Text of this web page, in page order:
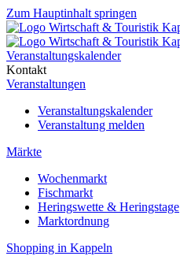
Zum Hauptinhalt springen
Veranstaltungskalender
Kontakt
Veranstaltungen
Veranstaltungskalender
Veranstaltung melden
Märkte
Wochenmarkt
Fischmarkt
Heringswette & Heringstage
Marktordnung
Shopping in Kappeln